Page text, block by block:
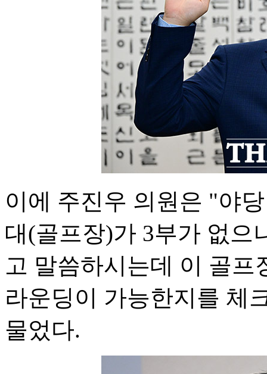
이에 주진우 의원은 "야
대(골프장)가 3부가 없으
고 말씀하시는데 이 골프
라운딩이 가능한지를 체
물었다.